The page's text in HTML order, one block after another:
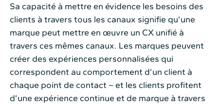
Sa capacité à mettre en évidence les besoins des
clients à travers tous les canaux signifie qu’une
marque peut mettre en œuvre un CX unifié à
travers ces mêmes canaux. Les marques peuvent
créer des expériences personnalisées qui
correspondent au comportement d’un client à
chaque point de contact – et les clients profitent
d’une expérience continue et de marque à travers